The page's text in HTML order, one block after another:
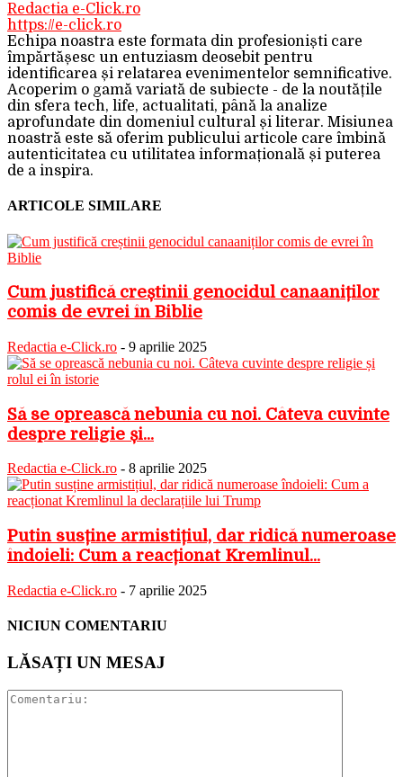
Redactia e-Click.ro
https://e-click.ro
Echipa noastra este formata din profesioniști care
împărtășesc un entuziasm deosebit pentru
identificarea și relatarea evenimentelor semnificative.
Acoperim o gamă variată de subiecte - de la noutățile
din sfera tech, life, actualitati, până la analize
aprofundate din domeniul cultural și literar. Misiunea
noastră este să oferim publicului articole care îmbină
autenticitatea cu utilitatea informațională și puterea
de a inspira.
ARTICOLE SIMILARE
Cum justifică creștinii genocidul canaaniților
comis de evrei în Biblie
Redactia e-Click.ro - 9 aprilie 2025
Să se oprească nebunia cu noi. Câteva cuvinte
despre religie și...
Redactia e-Click.ro - 8 aprilie 2025
Putin susține armistițiul, dar ridică numeroase
îndoieli: Cum a reacționat Kremlinul...
Redactia e-Click.ro - 7 aprilie 2025
NICIUN COMENTARIU
LĂSAȚI UN MESAJ